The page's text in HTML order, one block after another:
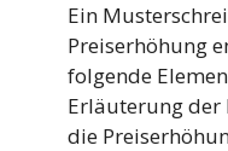
Ein
Preiserhöhung
folgende
Erläuterung der
die